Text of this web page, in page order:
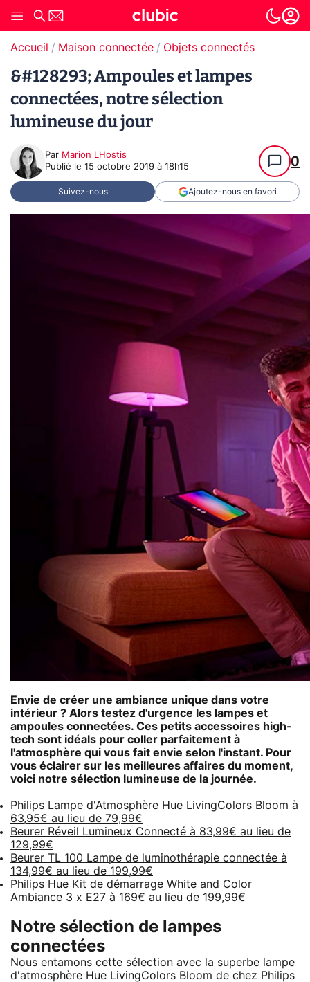
Accueil Maison connectée Objets connectés
&#128293; Ampoules et lampes
connectées, notre sélection
lumineuse du jour
Par Marion LHostis
Publié le 15 octobre 2019 à 18h15 0
Suivez-nous Ajoutez-nous en favori
Envie de créer une ambiance unique dans votre
intérieur ? Alors testez d'urgence les lampes et
ampoules connectées. Ces petits accessoires high-
tech sont idéals pour coller parfaitement à
l'atmosphère qui vous fait envie selon l'instant. Pour
vous éclairer sur les meilleures affaires du moment,
voici notre sélection lumineuse de la journée.
Philips Lampe d'Atmosphère Hue LivingColors Bloom à
63,95€ au lieu de 79,99€
Beurer Réveil Lumineux Connecté à 83,99€ au lieu de
129,99€
Beurer TL 100 Lampe de luminothérapie connectée à
134,99€ au lieu de 199,99€
Philips Hue Kit de démarrage White and Color
Ambiance 3 x E27 à 169€ au lieu de 199,99€
Notre sélection de lampes
connectées
Nous entamons cette sélection avec la superbe lampe
d'atmosphère Hue LivingColors Bloom de chez Philips